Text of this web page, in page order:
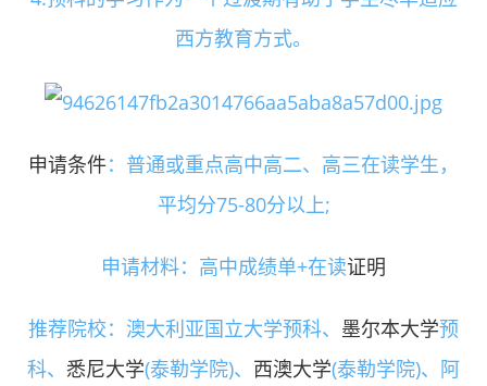
西方教育方式。
申请条件：普通或重点高中高二、高三在读学生，
平均分75-80分以上;
申请材料：高中成绩单+在读证明
推荐院校：澳大利亚国立大学预科、 墨尔本大学预
科、 悉尼大学(泰勒学院)、 西澳大学(泰勒学院)、阿